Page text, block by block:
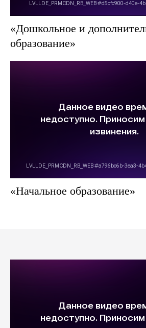
«Дошкольное и
образование»
«Начальное образование»